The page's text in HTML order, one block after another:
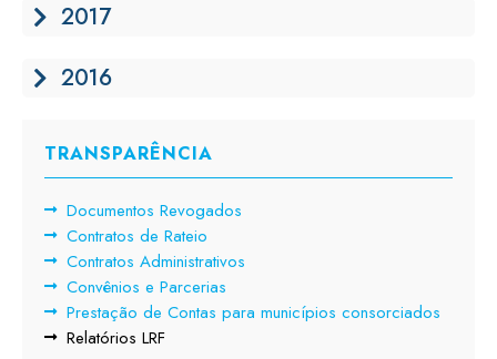
2017
2016
TRANSPARÊNCIA
Documentos Revogados
Contratos de Rateio
Contratos Administrativos
Convênios e Parcerias
Prestação de Contas para municípios consorciados
Relatórios LRF